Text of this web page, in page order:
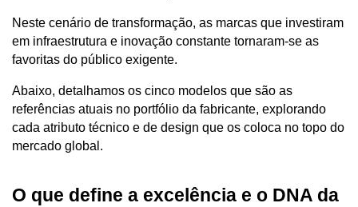
Neste cenário de transformação, as marcas que investiram
em infraestrutura e inovação constante tornaram-se as
favoritas do público exigente.
Abaixo, detalhamos os cinco modelos que são as
referências atuais no portfólio da fabricante, explorando
cada atributo técnico e de design que os coloca no topo do
mercado global.
O que define a excelência e o DNA da